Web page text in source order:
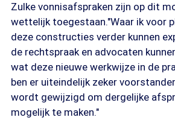
Zulke vonnisafspraken zijn op dit
wettelijk toegestaan."Waar ik voor
deze constructies verder kunnen
de rechtspraak en advocaten
wat deze nieuwe werkwijze in de
ben er uiteindelijk zeker
wordt gewijzigd om dergelijke
mogelijk te maken."